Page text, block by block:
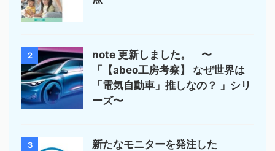
2
note 更新しました。 〜
「【abeo工房考察】 なぜ世界は
「電気自動車」推しなの？ 」シリ
ーズ〜
3
新たなモニターを発注した